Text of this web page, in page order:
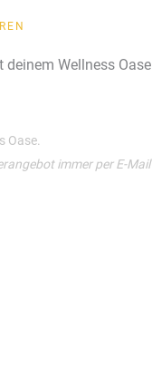
Wellness Oase
Oase.
immer per E-Mail